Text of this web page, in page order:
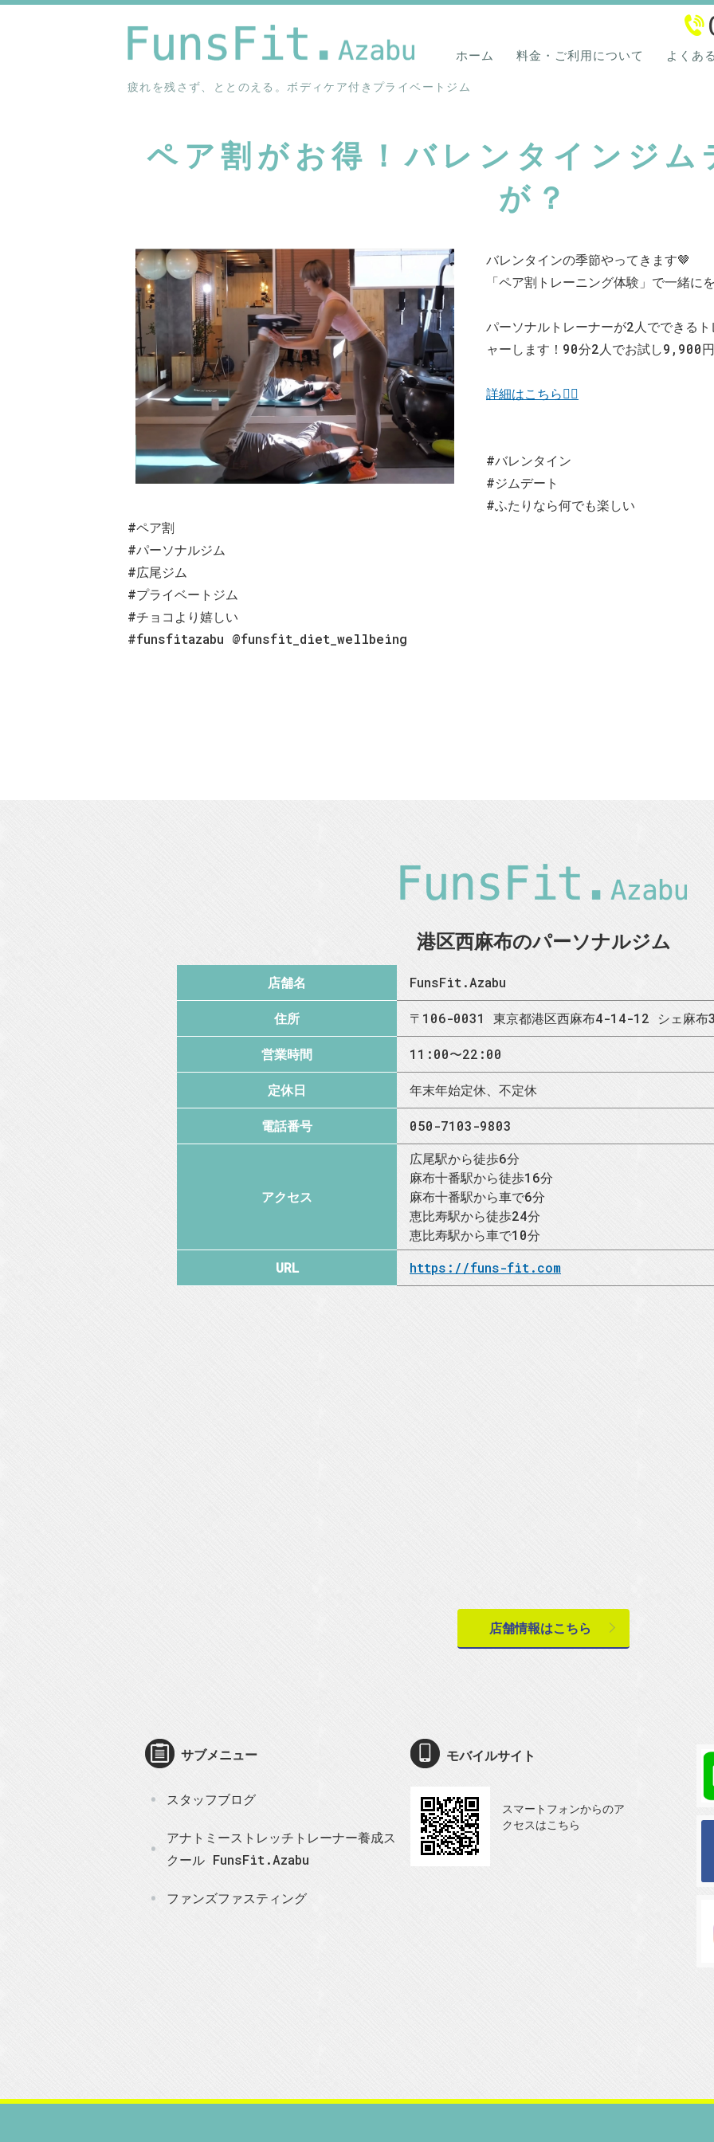
港区西麻布のパーソナ
疲れを残さず、ととのえる。ボディケア付きプライベートジム
ホーム 料金・ご利用について よくあ
ペア割がお得！バレンタインジ
が？
バレンタインの季節やってきます🤎
「ペア割トレーニング体験」で一緒に
パーソナルトレーナーが2人でできる
ャーします！90分2人でお試し9,900
詳細はこちら💁‍♀️
#バレンタイン
#ジムデート
#ふたりなら何でも楽しい
#ペア割
#パーソナルジム
#広尾ジム
#プライベートジム
#チョコより嬉しい
#funsfitazabu @funsfit_diet_wellbeing
港区西麻布のパーソナルジム
店舗名 FunsFit.Azabu
住所 〒106-0031 東京都港区西麻布4-14-12 シェ麻布
営業時間 11:00〜22:00
定休日 年末年始定休、不定休
電話番号 050-7103-9803
アクセス
広尾駅から徒歩6分
麻布十番駅から徒歩16分
麻布十番駅から車で6分
恵比寿駅から徒歩24分
恵比寿駅から車で10分
URL
https://funs-fit.com
店舗情報はこちら
サブメニュー
スタッフブログ
アナトミーストレッチトレーナー養成ス
クール FunsFit.Azabu
ファンズファスティング
モバイルサイト
スマートフォンからのア
クセスはこちら